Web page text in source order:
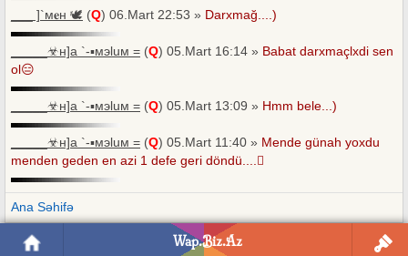
___ ]`м𝐞н 🕊 (Q) 06.Mart 22:53 » Darxmağ....)
_____☣н]a `-▪мэluм = (Q) 05.Mart 16:14 » Babat darxmaçlxdi sen
ol😑
_____☣н]a `-▪мэluм = (Q) 05.Mart 13:09 » Hmm bele...)
_____☣н]a `-▪мэluм = (Q) 05.Mart 11:40 » Mende günah yoxdu
menden geden en azi 1 defe geri döndü....🪾
Ana Səhifə
Wap.Biz.Az